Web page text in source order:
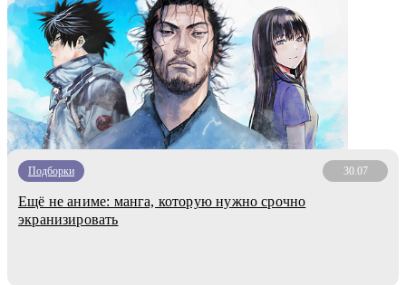
Подборки 30.07
Ещё не аниме: манга, которую нужно срочно
экранизировать